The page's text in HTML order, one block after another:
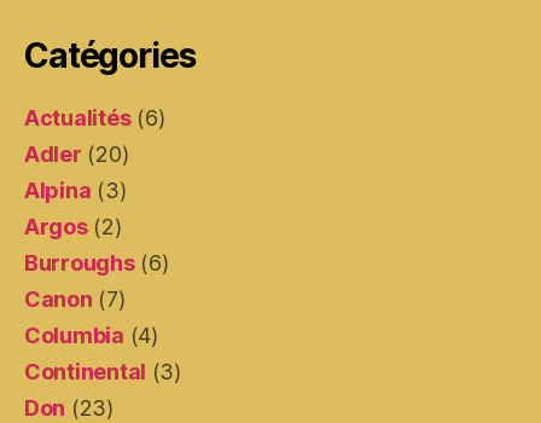
Catégories
Actualités(6)
Adler (20)
Alpina (3)
Argos(2)
Burroughs(6)
Canon (7)
Columbia (4)
Continental (3)
Don (23)